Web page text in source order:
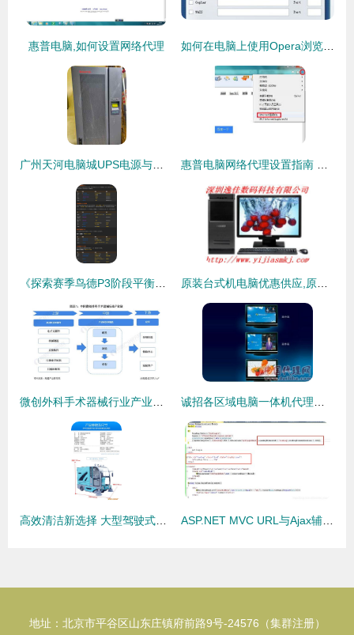
惠普电脑,如何设置网络代理
地址：北京市平谷区山东庄镇府前路9号-24576（集群注册）